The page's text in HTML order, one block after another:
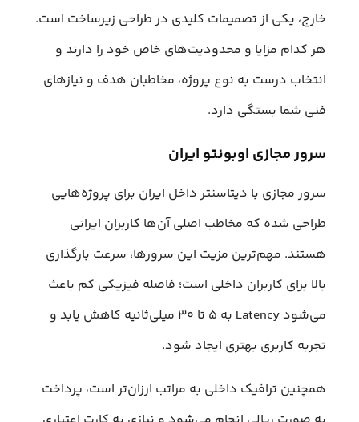
خارج، یکی از تصمیمات کلیدی در طراحی زیرساخت است.
هر کدام مزایا و محدودیت‌های خاص خود را دارند و
انتخاب درست به نوع پروژه، مخاطبان هدف و نیازهای
فنی شما بستگی دارد.
سرور مجازی اوبونتو ایران
سرور مجازی با دیتاسنتر داخل ایران برای پروژه‌هایی
طراحی شده که مخاطب اصلی آن‌ها کاربران ایرانی
هستند. مهم‌ترین مزیت این سرورها، سرعت بارگذاری
بالا برای کاربران داخلی است؛ فاصله فیزیکی کم باعث
می‌شود Latency به ۵ تا ۳۰ میلی‌ثانیه کاهش یابد و
تجربه کاربری بهتری ایجاد شود.
همچنین ترافیک داخلی به‌ مراتب ارزان‌تر است، پرداخت